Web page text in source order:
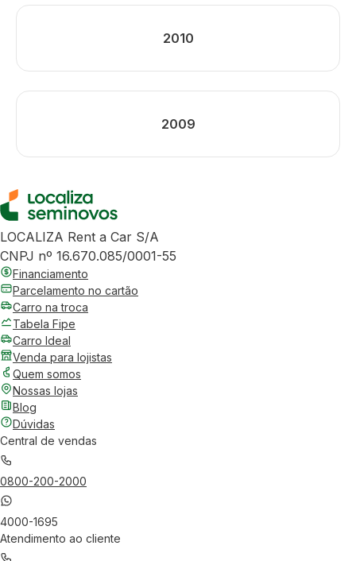
2010
2009
LOCALIZA Rent a Car S/A
CNPJ nº 16.670.085/0001-55
Financiamento
Parcelamento no cartão
Carro na troca
Tabela Fipe
Carro Ideal
Venda para lojistas
Quem somos
Nossas lojas
Blog
Dúvidas
Central de vendas
0800-200-2000
4000-1695
Atendimento ao cliente